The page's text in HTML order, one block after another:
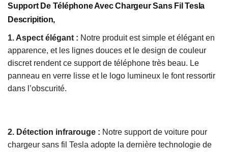
Support De Téléphone Avec Chargeur Sans Fil Tesla
Descripition,
1. Aspect élégant : Notre produit est simple et élégant en
apparence, et les lignes douces et le design de couleur
discret rendent ce support de téléphone très beau. Le
panneau en verre lisse et le logo lumineux le font ressortir
dans l’obscurité.
2. Détection infrarouge : Notre support de voiture pour
chargeur sans fil Tesla adopte la dernière technologie de